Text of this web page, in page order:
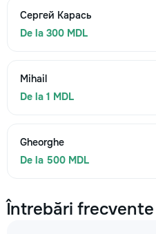
Сергей Карась
De la 300 MDL
Mihail
De la 1 MDL
Gheorghe
De la 500 MDL
Întrebări frecvente